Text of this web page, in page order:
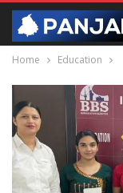
Home Education